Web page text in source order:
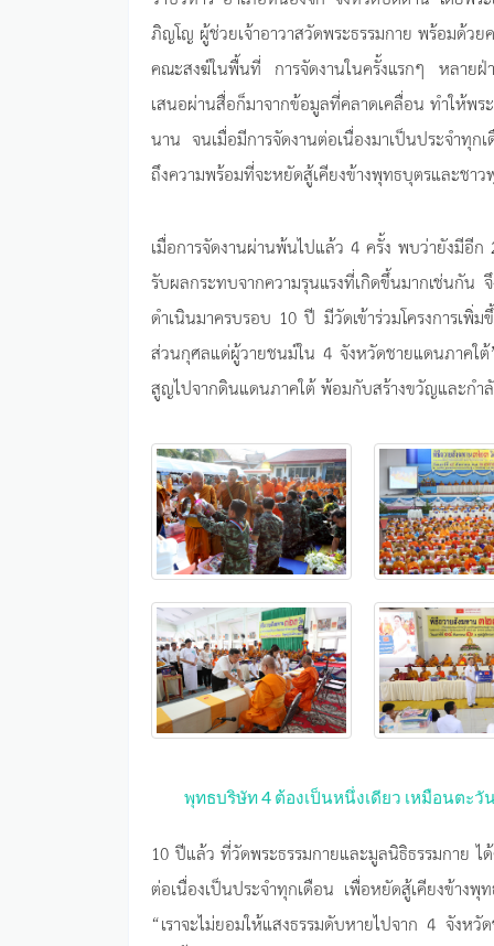
ภิญโญ ผู้ช่วยเจ้าอาวาสวัดพระธรรมกาย พร้อมด้ว
คณะสงฆ์ในพื้นที่ การจัดงานในครั้งแรกๆ หลายฝ่
เสนอผ่านสื่อก็มาจากข้อมูลที่คลาดเคลื่อน ทำให้พ
นาน จนเมื่อมีการจัดงานต่อเนื่องมาเป็นประจำทุก
ถึงความพร้อมที่จะหยัดสู้เคียงข้างพุทธบุตรและชา
เมื่อการจัดงานผ่านพ้นไปแล้ว 4 ครั้ง พบว่ายังมีอี
รับผลกระทบจากความรุนแรงที่เกิดขึ้นมากเช่นกัน
ดำเนินมาครบรอบ 10 ปี มีวัดเข้าร่วมโครงการ
ส่วนกุศลแด่ผู้วายชนม์ใน 4 จังหวัดชายแดนภาคใ
สูญไปจากดินแดนภาคใต้ พ้อมกับสร้างขวัญและกำ
พุทธบริษัท 4 ต้องเป็นหนึ่งเดียว เหมือนตะวั
10 ปีแล้ว ที่วัดพระธรรมกายและมูลนิธิธรรมกาย ไ
ต่อเนื่องเป็นประจำทุกเดือน เพื่อหยัดสู้เคียงข้า
“เราจะไม่ยอมให้แสงธรรมดับหายไปจาก 4 จังห